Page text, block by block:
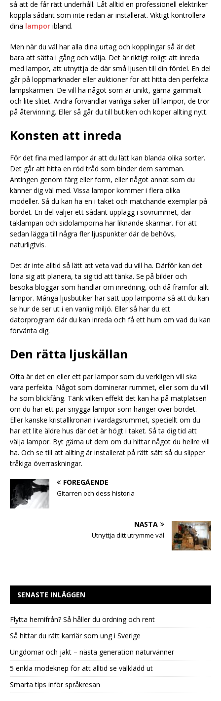
så att de får rätt underhåll. Låt alltid en professionell elektriker
koppla sådant som inte redan är installerat. Viktigt kontrollera
dina lampor ibland.
Men när du väl har alla dina urtag och kopplingar så är det
bara att sätta i gång och välja. Det är riktigt roligt att inreda
med lampor, att utnyttja de där små ljusen till din fördel. En del
går på loppmarknader eller auktioner för att hitta den perfekta
lampskärmen. De vill ha något som är unikt, gärna gammalt
och lite slitet. Andra förvandlar vanliga saker till lampor, de tror
på återvinning. Eller så går du till butiken och köper allting nytt.
Konsten att inreda
För det fina med lampor är att du lätt kan blanda olika sorter.
Det går att hitta en röd tråd som binder dem samman.
Antingen genom färg eller form, eller något annat som du
känner dig väl med. Vissa lampor kommer i flera olika
modeller. Så du kan ha en i taket och matchande exemplar på
bordet. En del väljer ett sådant upplägg i sovrummet, där
taklampan och sidolamporna har liknande skärmar. För att
sedan lägga till några fler ljuspunkter där de behövs,
naturligtvis.
Det är inte alltid så lätt att veta vad du vill ha. Därför kan det
löna sig att planera, ta sig tid att tänka. Se på bilder och
besöka bloggar som handlar om inredning, och då framför allt
lampor. Många ljusbutiker har satt upp lamporna så att du kan
se hur de ser ut i en vanlig miljö. Eller så har du ett
datorprogram där du kan inreda och få ett hum om vad du kan
förvänta dig.
Den rätta ljuskällan
Ofta är det en eller ett par lampor som du verkligen vill ska
vara perfekta. Något som dominerar rummet, eller som du vill
ha som blickfång. Tänk vilken effekt det kan ha på matplatsen
om du har ett par snygga lampor som hänger över bordet.
Eller kanske kristallkronan i vardagsrummet, speciellt om du
har ett lite äldre hus där det är högt i taket. Så ta dig tid att
välja lampor. Byt gärna ut dem om du hittar något du hellre vill
ha. Och se till att allting är installerat på rätt sätt så du slipper
tråkiga överraskningar.
FÖREGÅENDE
Gitarren och dess historia
NÄSTA
Utnyttja ditt utrymme väl
SENASTE INLÄGGEN
Flytta hemifrån? Så håller du ordning och rent
Så hittar du rätt karriär som ung i Sverige
Ungdomar och jakt – nästa generation naturvänner
5 enkla modeknep för att alltid se välklädd ut
Smarta tips inför språkresan